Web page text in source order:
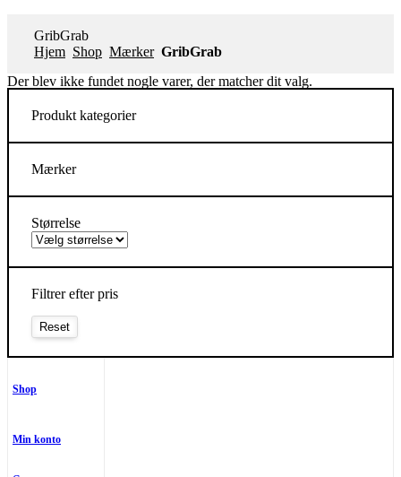
GribGrab
Hjem Shop Mærker GribGrab
Der blev ikke fundet nogle varer, der matcher dit valg.
Produkt kategorier
Mærker
Størrelse
Filtrer efter pris
Shop
Min konto